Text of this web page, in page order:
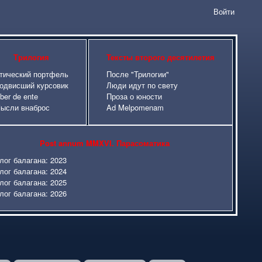
Войти
Трилогия
портфель
курсовик
de ente
внаброс
Тексты второго десятилетия
После "Трилогии"
Люди идут по свету
Проза о юности
Ad Melpomenam
Post annum MMXVI. Парасоматика
балагана: 2023
балагана: 2024
балагана: 2025
балагана: 2026